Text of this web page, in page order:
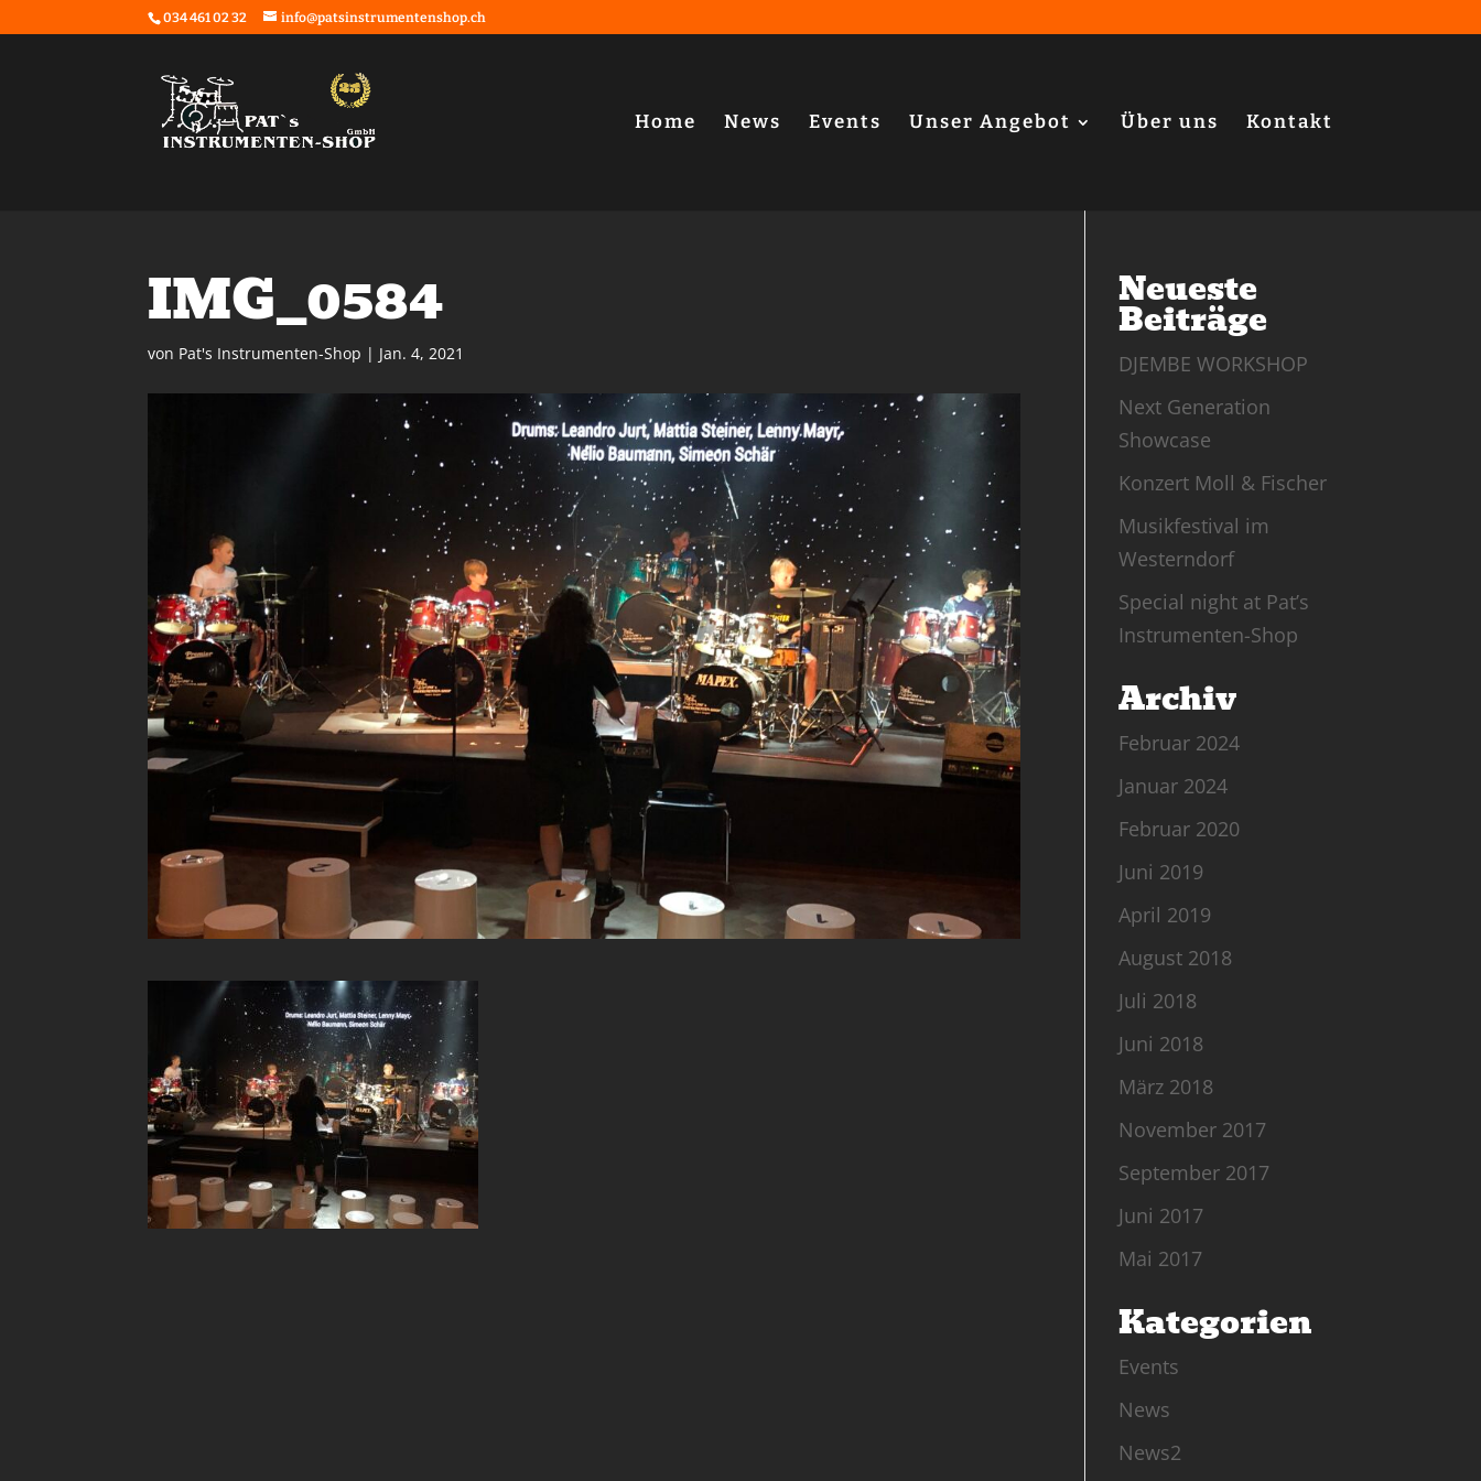
034 461 02 32 info@patsinstrumentenshop.ch
Home News Events Unser Angebot Über uns Kontakt
IMG_0584
von Pat's Instrumenten-Shop | Jan. 4, 2021
Neueste
Beiträge
DJEMBE WORKSHOP
Next Generation
Showcase
Konzert Moll & Fischer
Musikfestival im
Westerndorf
Special night at Pat’s
Instrumenten-Shop
Archiv
Februar 2024
Januar 2024
Februar 2020
Juni 2019
April 2019
August 2018
Juli 2018
Juni 2018
März 2018
November 2017
September 2017
Juni 2017
Mai 2017
Kategorien
Events
News
News2